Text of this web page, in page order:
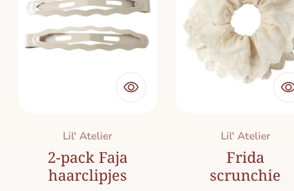
Merk:
Lil' Atelier
2-pack Faja
haarclipjes
Merk:
Lil' Atelier
Frida
scrunchie